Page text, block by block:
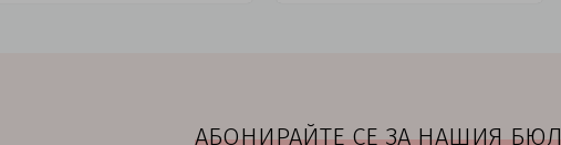
АБОНИРАЙТЕ СЕ ЗА НАШИЯ